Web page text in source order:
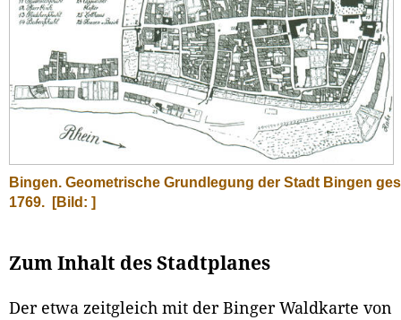
Bingen. Geometrische Grundlegung der Stadt Bingen
1769.
[Bild: ]
Zum Inhalt des Stadtplanes
Der etwa zeitgleich mit der Binger Waldkarte von